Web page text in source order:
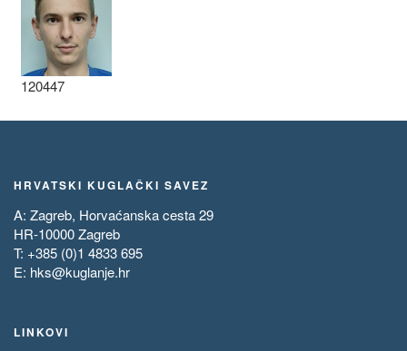
120447
HRVATSKI KUGLAČKI SAVEZ
A: Zagreb, Horvaćanska cesta 29
HR-10000 Zagreb
T: +385 (0)1 4833 695
E: hks@kuglanje.hr
LINKOVI